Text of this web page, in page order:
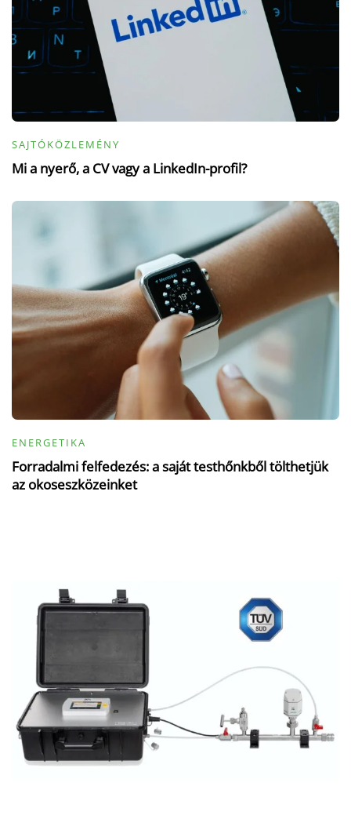
SAJTÓKÖZLEMÉNY
Mi a nyerő, a CV vagy a LinkedIn-profil?
ENERGETIKA
Forradalmi felfedezés: a saját testhőnkből tölthetjük
az okoseszközeinket